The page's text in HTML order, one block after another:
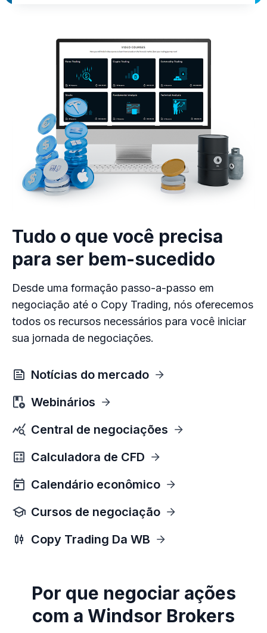
Tudo o que você precisa
para ser bem-sucedido
Desde uma formação passo-a-passo em
negociação até o Copy Trading, nós oferecemos
todos os recursos necessários para você iniciar
sua jornada de negociações.
Notícias do mercado
Webinários
Central de negociações
Calculadora de CFD
Calendário econômico
Cursos de negociação
Copy Trading Da WB
Por que negociar ações
com a Windsor Brokers